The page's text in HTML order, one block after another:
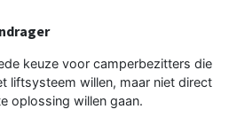
keuze voor camperbezitters die
liftsysteem willen, maar niet direct
oplossing willen gaan.